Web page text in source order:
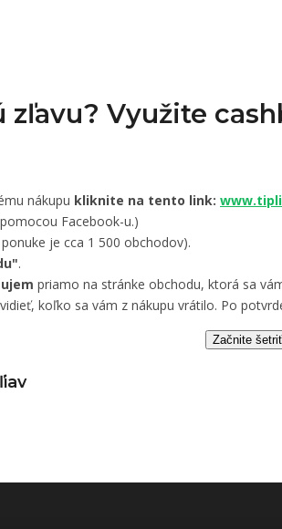
Využite
nákupu kliknite na tento link:
Facebook-u.)
je cca 1 500 obchodov).
.
priamo na stránke obchodu, ktorá sa
koľko sa vám z nákupu vrátilo. Po
Začnite